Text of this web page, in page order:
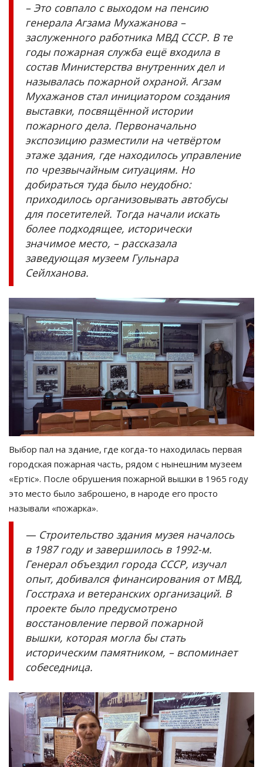
– Это совпало с выходом на пенсию
генерала Агзама Мухажанова –
заслуженного работника МВД СССР. В те
годы пожарная служба ещё входила в
состав Министерства внутренних дел и
называлась пожарной охраной. Агзам
Мухажанов стал инициатором создания
выставки, посвящённой истории
пожарного дела. Первоначально
экспозицию разместили на четвёртом
этаже здания, где находилось управление
по чрезвычайным ситуациям. Но
добираться туда было неудобно:
приходилось организовывать автобусы
для посетителей. Тогда начали искать
более подходящее, исторически
значимое место, – рассказала
заведующая музеем Гульнара
Сейлханова.
Выбор пал на здание, где когда-то находилась первая
городская пожарная часть, рядом с нынешним музеем
«Ертіс». После обрушения пожарной вышки в 1965 году
это место было заброшено, в народе его просто
называли «пожарка».
— Строительство здания музея началось
в 1987 году и завершилось в 1992-м.
Генерал объездил города СССР, изучал
опыт, добивался финансирования от МВД,
Госстраха и ветеранских организаций. В
проекте было предусмотрено
восстановление первой пожарной
вышки, которая могла бы стать
историческим памятником, – вспоминает
собеседница.